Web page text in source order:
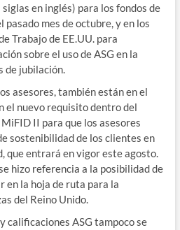
en inglés) para los fondos de
pasado mes de octubre, y en los
Trabajo de EE.UU. para
sobre el uso de ASG en la
de jubilación.
asesores, también están en el
el nuevo requisito dentro del
II para que los asesores
sostenibilidad de los clientes en
que entrará en vigor este agosto.
hizo referencia a la posibilidad de
en la hoja de ruta para la
del Reino Unido.
calificaciones ASG tampoco se